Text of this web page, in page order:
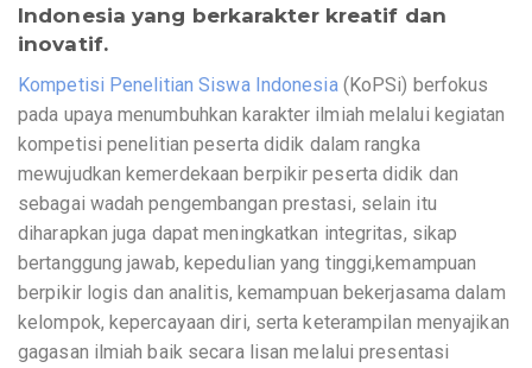
Indonesia yang berkarakter kreatif dan
inovatif.
Kompetisi Penelitian Siswa Indonesia(KoPSi) berfokus
pada upaya menumbuhkan karakter ilmiah melalui kegiatan
kompetisi penelitian peserta didik dalam rangka
mewujudkan kemerdekaan berpikir peserta didik dan
sebagai wadah pengembangan prestasi, selain itu
diharapkan juga dapat meningkatkan integritas, sikap
bertanggung jawab, kepedulian yang tinggi,kemampuan
berpikir logis dan analitis, kemampuan bekerjasama dalam
kelompok, kepercayaan diri, serta keterampilan menyajikan
gagasan ilmiah baik secara lisan melalui presentasi